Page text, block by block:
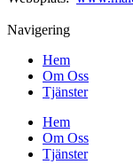
Navigering
Hem
Om Oss
Tjänster
Hem
Om Oss
Tjänster